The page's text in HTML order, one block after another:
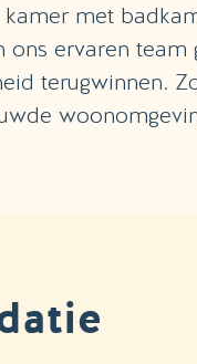
kamer met
ons ervaren
terugwinnen.